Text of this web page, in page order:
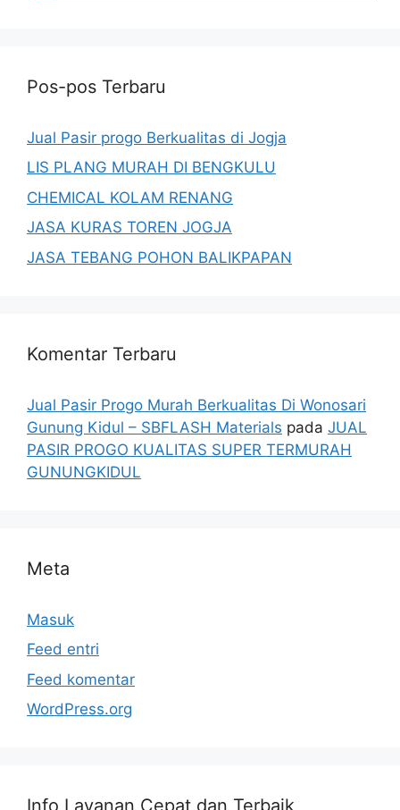
Pos-pos Terbaru
Jual Pasir progo Berkualitas di Jogja
LIS PLANG MURAH DI BENGKULU
CHEMICAL KOLAM RENANG
JASA KURAS TOREN JOGJA
JASA TEBANG POHON BALIKPAPAN
Komentar Terbaru
Jual Pasir Progo Murah Berkualitas Di Wonosari
Gunung Kidul – SBFLASH Materials pada JUAL
PASIR PROGO KUALITAS SUPER TERMURAH
GUNUNGKIDUL
Meta
Masuk
Feed entri
Feed komentar
WordPress.org
Info Layanan Cepat dan Terbaik